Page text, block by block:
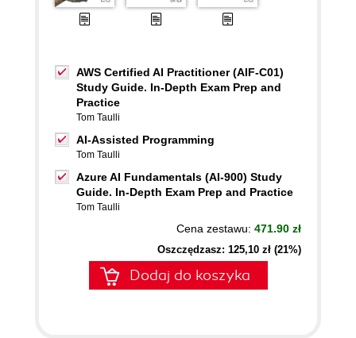
AWS Certified AI Practitioner (AIF-C01)
Study Guide. In-Depth Exam Prep and
Practice
Tom Taulli
AI-Assisted Programming
Tom Taulli
Azure AI Fundamentals (AI-900) Study
Guide. In-Depth Exam Prep and Practice
Tom Taulli
Cena zestawu: 471.90 zł
Oszczędzasz: 125,10 zł (21%)
Dodaj do koszyka